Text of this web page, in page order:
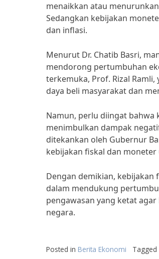
menaikkan atau
Sedangkan kebijakan
dan inflasi.
Menurut Dr. Chatib Basri,
mendorong pertumbuhan
terkemuka, Prof. Rizal
daya beli masyarakat dan
Namun, perlu diingat bahwa
menimbulkan dampak
ditekankan oleh Gubernur
kebijakan fiskal dan
Dengan demikian,
dalam mendukung
pengawasan yang ketat
negara.
Posted in Berita Ekonomi Tagged